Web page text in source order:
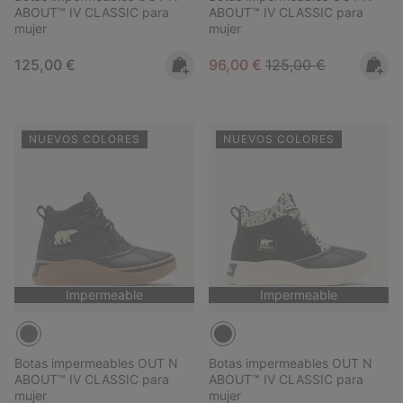
ABOUT™ IV CLASSIC para
mujer
Regular price:
125,00 €
ABOUT™ IV CLASSIC para
mujer
Sale price:
96,00 € Regular price:
125,00 €
NUEVOS COLORES
Impermeable
Botas impermeables OUT N
ABOUT™ IV CLASSIC para
mujer
NUEVOS COLORES
Impermeable
Botas impermeables OUT N
ABOUT™ IV CLASSIC para
mujer